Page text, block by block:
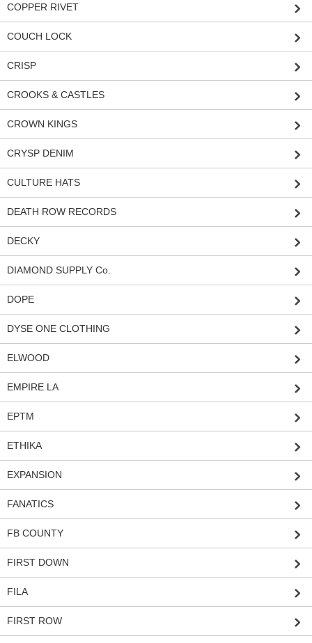
COPPER RIVET
COUCH LOCK
CRISP
CROOKS & CASTLES
CROWN KINGS
CRYSP DENIM
CULTURE HATS
DEATH ROW RECORDS
DECKY
DIAMOND SUPPLY Co.
DOPE
DYSE ONE CLOTHING
ELWOOD
EMPIRE LA
EPTM
ETHIKA
EXPANSION
FANATICS
FB COUNTY
FIRST DOWN
FILA
FIRST ROW